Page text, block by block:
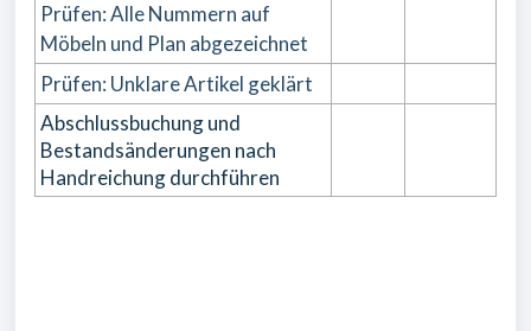
Prüfen: Alle Nummern auf
Möbeln und Plan abgezeichnet
Prüfen: Unklare Artikel geklärt
Abschlussbuchung und
Bestandsänderungen nach
Handreichung durchführen